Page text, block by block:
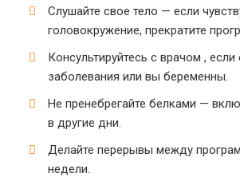
Слушайте свое тело — если
головокружение, прекратите
Консультируйтесь с врачом , если
заболевания или вы беременны.
Не пренебрегайте белками —
в другие дни.
Делайте перерывы между
недели.